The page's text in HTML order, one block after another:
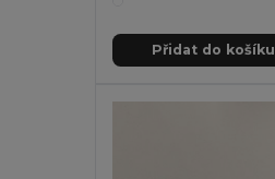
Přidat do košíku